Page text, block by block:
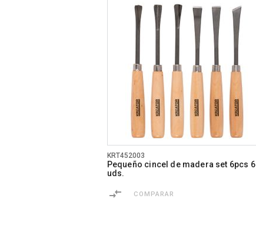
KRT452003
Pequeño cincel de madera set 6pcs 6
uds.
COMPARAR